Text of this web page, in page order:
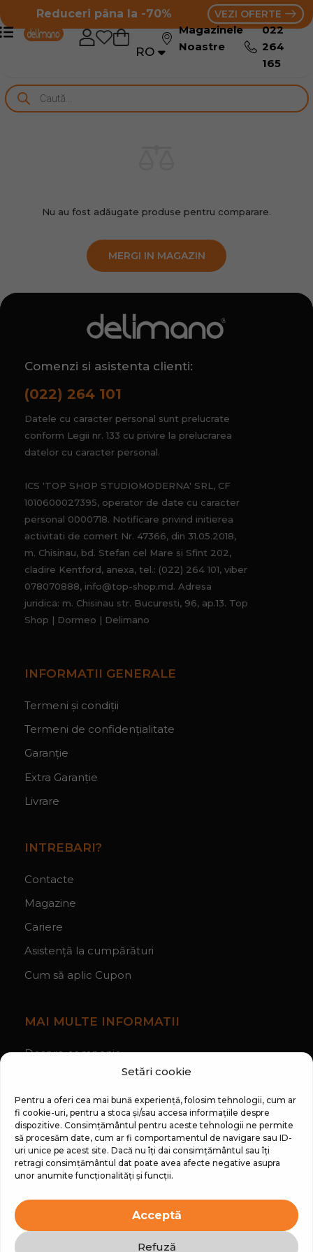
Setări cookie
Pentru a oferi cea mai bună experiență, folosim tehnologii, cum ar
fi cookie-uri, pentru a stoca și/sau accesa informațiile despre
dispozitive. Consimțământul pentru aceste tehnologii ne permite
să procesăm date, cum ar fi comportamentul de navigare sau ID-
uri unice pe acest site. Dacă nu îți dai consimțământul sau îți
retragi consimțământul dat poate avea afecte negative asupra
unor anumite funcționalități și funcții.
Acceptă
Refuză
Reduceri pâna la -70% VEZI OFERTE
RO
RU
Magazinele
Noastre
022
264
165
Nu au fost adăugate produse pentru comparare.
MERGI IN MAGAZIN
Comenzi si asistenta clienti:
(022) 264 101
Datele cu caracter personal sunt prelucrate
conform Legii nr. 133 cu privire la prelucrarea
datelor cu caracter personal.
ICS 'TOP SHOP STUDIOMODERNA' SRL, CF
1010600027395, operator de date cu caracter
personal 0000718. Notificare privind initierea
activitati de comert Nr. 47366, din 31.05.2018,
m. Chisinau, bd. Stefan cel Mare si Sfint 202,
cladire Kentford, anexa, tel.: (022) 264 101, viber
078070888, info@top-shop.md. Adresa
juridica: m. Chisinau str. Bucuresti, 96, ap.13. Top
Shop | Dormeo | Delimano
INFORMATII GENERALE
Termeni și condiții
Termeni de confidențialitate
Garanție
Extra Garanție
Livrare
INTREBARI?
Contacte
Magazine
Cariere
Asistență la cumpărături
Cum să aplic Cupon
MAI MULTE INFORMATII
Despre companie
Regulament Campanie „100 zile pana la vis”
Toate drepturile sunt rezervate.